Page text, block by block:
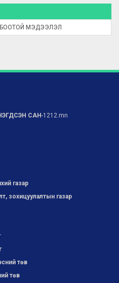
МЭДЭЭЛЭЛ
САН-1212.mn
газар
зохицуулалтын газар
төв
төв